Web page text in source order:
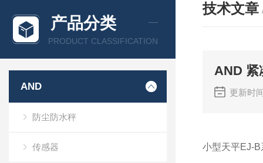
产品分类
PRODUCT CLASSIFICATION
AND
防尘防水秤
传感器
技术文章
AND
更新时
小型天平EJ-B